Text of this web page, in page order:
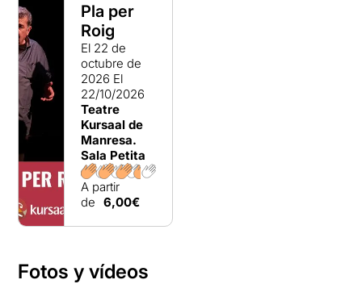
Pla per
Roig
El 22 de
octubre de
2026 El
22/10/2026
Teatre
Kursaal de
Manresa.
Sala Petita
A partir
de 6,00€
Fotos y vídeos